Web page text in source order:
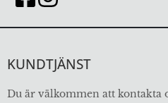
KUNDTJÄNST
Du är välkommen att kontakta